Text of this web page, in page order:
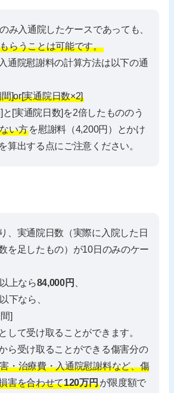
のみ入通院したケースであっても、
らうことは可能です。
通院慰謝料の計算方法は以下の通
]or[実通院日数×2]
[実通院日数]を2倍したもののう
い方 を慰謝料（4,200円）とかけ
算出する点にご注意ください。
、実通院日数（実際に入院した日
を足したもの）が10日のみのケー
上なら84,000円
下なら、
]
して受け取ることができます。
ら受け取ることができる傷害分の
・治療費・入通院慰謝料など、傷
害を合わせて120万円が限度額で